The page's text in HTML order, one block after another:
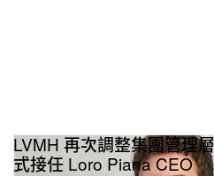
LVMH 再次調整集團管理
式接任 Loro Piana CEO